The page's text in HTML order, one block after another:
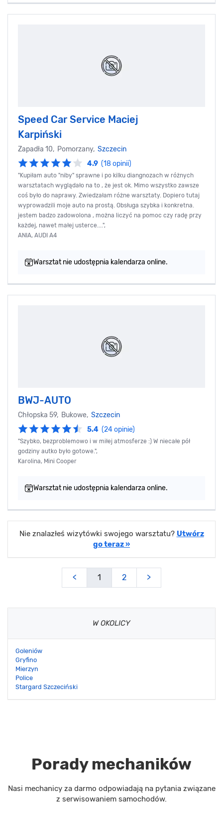
Speed Car Service Maciej
Karpiński
Zapadła 10, Pomorzany, Szczecin
4.9 (18 opinii)
"Kupiłam auto "niby" sprawne i po kilku diangnozach w różnych
warsztatach wyglądało na to , że jest ok. Mimo wszystko zawsze
coś było do naprawy. Zwiedzałam różne warsztaty. Dopiero tutaj
wyprowadzili moje auto na prostą. Obsługa szybka i konkretna.
jestem badzo zadowolona , można liczyć na pomoc czy radę przy
każdej, nawet małej usterce....",
ANIA, AUDI A4
Warsztat nie udostępnia kalendarza online.
BWJ-AUTO
Chłopska 59, Bukowe, Szczecin
5.4 (24 opinie)
"Szybko, bezproblemowo i w miłej atmosferze :) W niecałe pół
godziny autko było gotowe.",
Karolina, Mini Cooper
Warsztat nie udostępnia kalendarza online.
Nie znalazłeś wizytówki swojego warsztatu? Utwórz
go teraz »
< 1 2 >
W OKOLICY
Goleniów
Gryfino
Mierzyn
Police
Stargard Szczeciński
Porady mechaników
Nasi mechanicy za darmo odpowiadają na pytania związane
z serwisowaniem samochodów.